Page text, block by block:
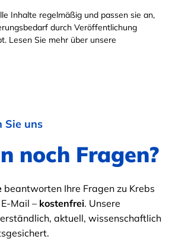
Inhalte regelmäßig und passen sie an,
durch Veröffentlichung
Lesen Sie mehr über unsere
Sie uns
noch Fragen?
beantworten Ihre Fragen zu Krebs
Mail – kostenfrei. Unsere
aktuell, wissenschaftlich